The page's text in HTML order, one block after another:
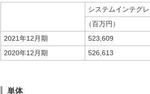
システムインテグ
（百万円）
2021年12月期
523,609
2020年12月期
526,613
単体